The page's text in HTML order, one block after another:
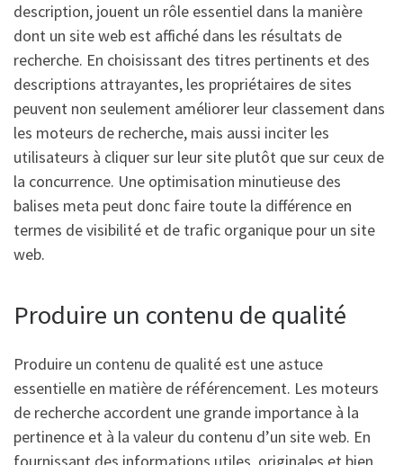
description, jouent un rôle essentiel dans la manière
dont un site web est affiché dans les résultats de
recherche. En choisissant des titres pertinents et des
descriptions attrayantes, les propriétaires de sites
peuvent non seulement améliorer leur classement dans
les moteurs de recherche, mais aussi inciter les
utilisateurs à cliquer sur leur site plutôt que sur ceux de
la concurrence. Une optimisation minutieuse des
balises meta peut donc faire toute la différence en
termes de visibilité et de trafic organique pour un site
web.
Produire un contenu de qualité
Produire un contenu de qualité est une astuce
essentielle en matière de référencement. Les moteurs
de recherche accordent une grande importance à la
pertinence et à la valeur du contenu d’un site web. En